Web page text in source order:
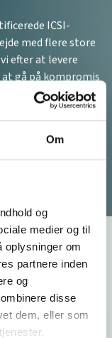
Om
og
medier og til
oplysninger om
partnere inden
og
disse
dem, eller som
ICSI-
med flere store
efter at levere
at gå på kompromis
hestens trivsel
etisk kodeks.
kommunikation
Tophøj